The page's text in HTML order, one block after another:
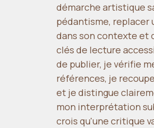
démarche artistique
pédantisme, replacer
dans son contexte et
clés de lecture
de publier, je vérifie
références, je
et je distingue
mon interprétation
crois qu'une critique